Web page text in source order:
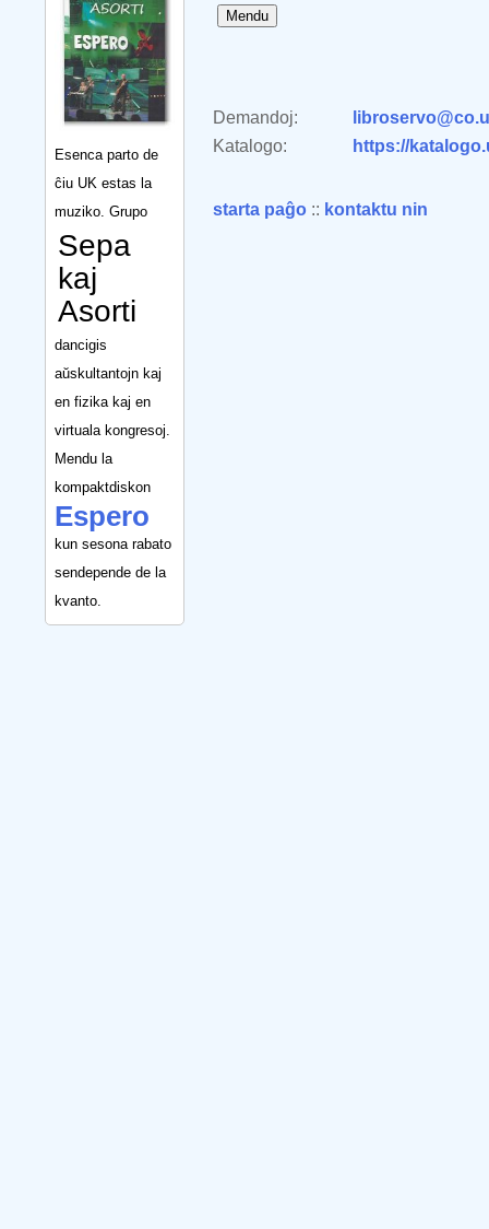
Esenca parto de
ĉiu UK estas la
muziko. Grupo
Sepa
kaj
Asorti
dancigis
aŭskultantojn kaj
en fizika kaj en
virtuala kongresoj.
Mendu la
kompaktdiskon
Espero
kun sesona rabato
sendepende de la
kvanto.
Demandoj:
Katalogo:
https://
starta paĝo :: kontaktu nin